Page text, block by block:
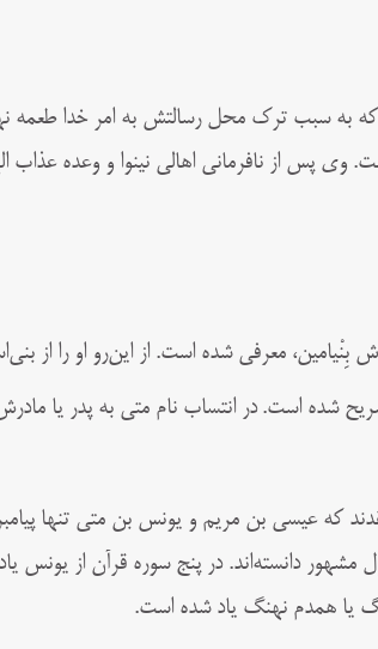
که به سبب ترک محل رسالتش به امر خدا
وی پس از نافرمانی اهالی نینوا و وعده عذاب
بِنْیامین، معرفی شده است. از این‌رو او را از
شده است. در انتساب نام متی به پدر یا
که عیسی بن مریم و یونس بن متی تنها
مشهور دانسته‌اند. در پنج سوره قرآن از یونس
یا همدم نهنگ یاد شده است.